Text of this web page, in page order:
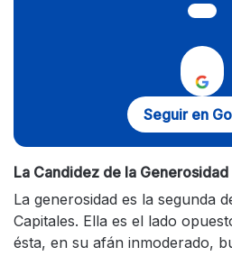
Seguir en
La Candidez de la Generosidad
La generosidad es la segunda
Capitales. Ella es el lado
ésta, en su afán inmoderado,